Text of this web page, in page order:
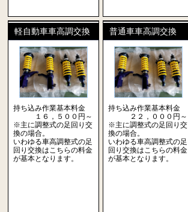
軽自動車車高調交換
持ち込み作業基本料金
１６，５００円～
※主に調整式の足回り交
換の場合。
いわゆる車高調整式の足
回り交換はこちらの料金
が基本となります。
普通車車高調交換
持ち込み作業基本料金
２２，０００円～
※主に調整式の足回り交
換の場合。
いわゆる車高調整式の足
回り交換はこちらの料金
が基本となります。